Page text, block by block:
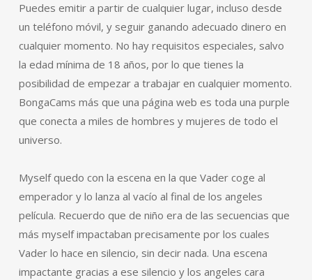
Puedes emitir a partir de cualquier lugar, incluso desde
un teléfono móvil, y seguir ganando adecuado dinero en
cualquier momento. No hay requisitos especiales, salvo
la edad mínima de 18 años, por lo que tienes la
posibilidad de empezar a trabajar en cualquier momento.
BongaCams más que una página web es toda una purple
que conecta a miles de hombres y mujeres de todo el
universo.
Myself quedo con la escena en la que Vader coge al
emperador y lo lanza al vacío al final de los angeles
película. Recuerdo que de niño era de las secuencias que
más myself impactaban precisamente por los cuales
Vader lo hace en silencio, sin decir nada. Una escena
impactante gracias a ese silencio y los angeles cara